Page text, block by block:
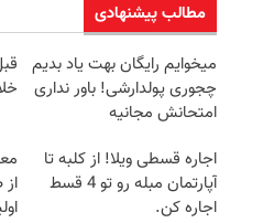
مطالب پیشنهادی
میخوایم رایگان بهت یاد بدیم
چجوری پولدارشی! باور نداری
امتحانش مجانیه
اجاره‌ قسطی ویلا! از کلبه تا
آپارتمان مبله رو تو 4 قسط
اجاره کن.